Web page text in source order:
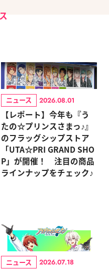
ニュース 2026.08.01
【レポート】今年も『う
たの☆プリンスさまっ♪』
のフラッグシップストア
「UTA☆PRI GRAND SHO
P」が開催！ 注目の商品
ラインナップをチェック♪
ニュース 2026.07.18